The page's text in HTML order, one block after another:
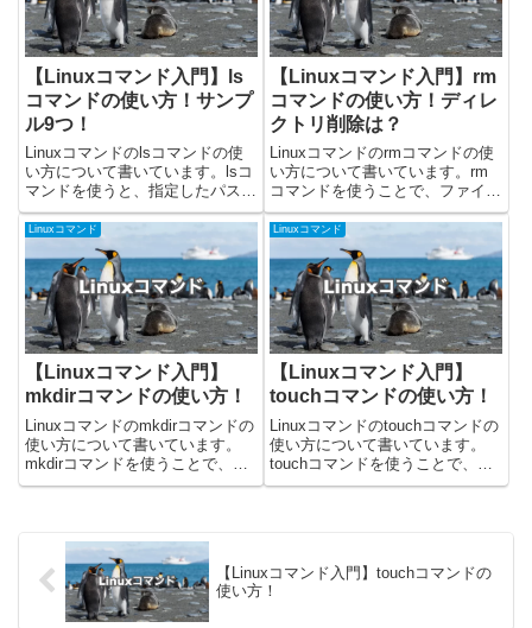
【Linuxコマンド入門】ls
コマンドの使い方！サンプ
ル9つ！
Linuxコマンドのlsコマンドの使
い方について書いています。lsコ
マンドを使うと、指定したパスや
カレントディレクトリのファイル
やフォルダなどを確認することが
できます。MacやUbuntuなど、
Linux系のOSを使っているとよく
使うコマン...
【Linuxコマンド入門】rm
コマンドの使い方！ディレ
クトリ削除は？
Linuxコマンドのrmコマンドの使
い方について書いています。rm
コマンドを使うことで、ファイル
やディレクトリを削除することが
できます。今回載せているコマン
ドはUbuntuの22.04.2で確認しま
した！rmコマンドの使い方rmコ
マンドを使...
Linuxコマンド
【Linuxコマンド入門】
mkdirコマンドの使い方！
Linuxコマンドのmkdirコマンドの
使い方について書いています。
mkdirコマンドを使うことで、デ
ィレクトリを作成することができ
た！mkdirコマンドの使い方
Linuxコマンド
【Linuxコマンド入門】
touchコマンドの使い方！
Linuxコマンドのtouchコマンドの
使い方について書いています。
touchコマンドを使うことで、フ
ァイルのタイムスタンプを変更す
【Linuxコマンド入門】touchコマンドの
使い方！